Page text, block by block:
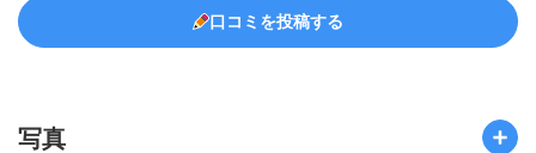
口コミを投稿する
写真